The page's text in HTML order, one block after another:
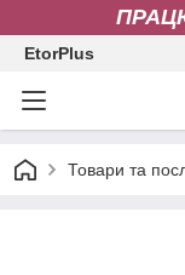
EtorPlus
Товари та